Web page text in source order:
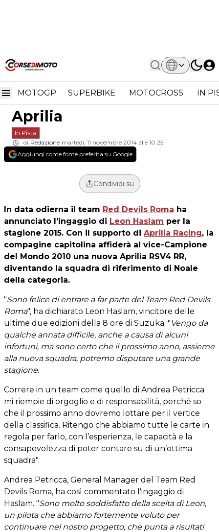
MOTOGP SUPERBIKE MOTOCROSS IN
Home In Pista
Superbike: Leon Haslam Con Red
Superbike: Leon Haslam
con Red Devils Roma
Aprilia
In Pista
di Redazione martedì, 11 novembre 2014 alle 10:25
Aggiungi come fonte preferita su Google
Condividi su
In data odierna il team Red Devils Roma ha
annunciato l'ingaggio di Leon Haslam per la
stagione 2015. Con il supporto di Aprilia Racing, la
compagine capitolina affiderà al vice-Campione
del Mondo 2010 una nuova Aprilia RSV4 RR,
diventando la squadra di riferimento di Noale
della categoria.
"Sono felice di entrare a far parte del Team Red Devils
Roma", ha dichiarato Leon Haslam, vincitore delle
ultime due edizioni della 8 ore di Suzuka. " Vengo da
qualche annata difficile, anche a causa di alcuni
infortuni, ma sono certo che il prossimo anno, assieme
alla nuova squadra, potremo disputare una grande
stagione.
Correre in un team come quello di Andrea Petricca
mi riempie di orgoglio e di responsabilità, perché so
che il prossimo anno dovremo lottare per il vertice
della classifica. Ritengo che abbiamo tutte le carte in
regola per farlo, con l’esperienza, le capacità e la
consapevolezza di poter contare su di un’ottima
squadra".
Andrea Petricca, General Manager del Team Red
Devils Roma, ha così commentato l'ingaggio di
Haslam. "Sono molto soddisfatto della scelta di Leon,
un pilota che abbiamo fortemente voluto per
continuare nel nostro progetto, che punta a risultati